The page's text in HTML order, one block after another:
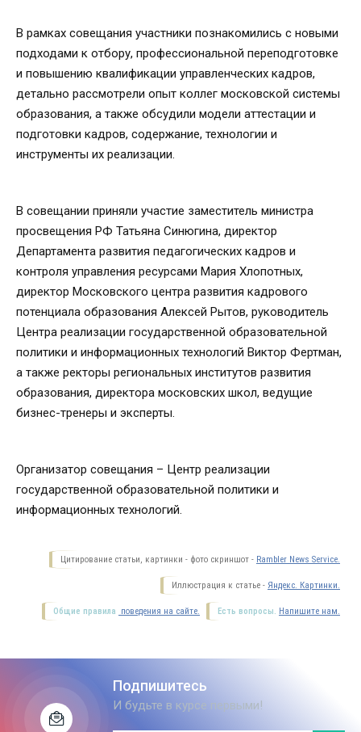
В рамках совещания участники познакомились с новыми
подходами к отбору, профессиональной переподготовке
и повышению квалификации управленческих кадров,
детально рассмотрели опыт коллег московской системы
образования, а также обсудили модели аттестации и
подготовки кадров, содержание, технологии и
инструменты их реализации.
В совещании приняли участие заместитель министра
просвещения РФ Татьяна Синюгина, директор
Департамента развития педагогических кадров и
контроля управления ресурсами Мария Хлопотных,
директор Московского центра развития кадрового
потенциала образования Алексей Рытов, руководитель
Центра реализации государственной образовательной
политики и информационных технологий Виктор Фертман,
а также ректоры региональных институтов развития
образования, директора московских школ, ведущие
бизнес-тренеры и эксперты.
Организатор совещания – Центр реализации
государственной образовательной политики и
информационных технологий.
Цитирование статьи, картинки - фото скриншот - Rambler News Service.
Иллюстрация к статье - Яндекс. Картинки.
Есть вопросы. Напишите нам.
Общие правила поведения на сайте.
Подпишитесь
И будьте в курсе первыми!